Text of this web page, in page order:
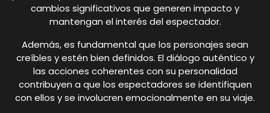
cambios significativos que generen impacto y
mantengan el interés del espectador.
Además, es fundamental que los personajes sean
creíbles y estén bien definidos. El diálogo auténtico y
las acciones coherentes con su personalidad
contribuyen a que los espectadores se identifiquen
con ellos y se involucren emocionalmente en su viaje.